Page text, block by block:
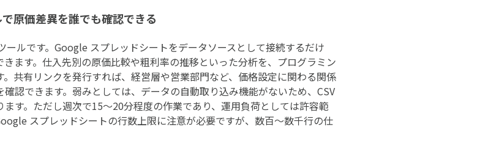
原価差異を誰でも確認できる
ルです。Google スプレッドシートをデータソースとして接続するだけ
ます。仕入先別の原価比較や粗利率の推移といった分析を、プログラミン
共有リンクを発行すれば、経営層や営業部門など、価格設定に関わる関係
認できます。弱みとしては、データの自動取り込み機能がないため、CSV
す。ただし週次で15〜20分程度の作業であり、運用負荷としては許容範
スプレッドシートの行数上限に注意が必要ですが、数百〜数千行の仕